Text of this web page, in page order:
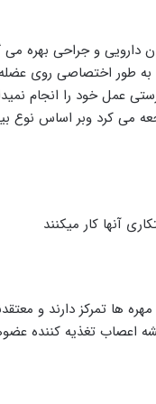
دارویی و جراحی بهره
طور اختصاصی روی عضله
عمل خود را انجام
می کرد وبر اساس نوع
آنها کار میکنند
ها تمرکز دارند و
تغذیه کننده